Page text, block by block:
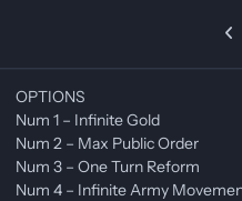
OPTIONS
Num 1 – Infinite Gold
Num 2 – Max Public Order
Num 3 – One Turn Reform
Num 4 – Infinite Army